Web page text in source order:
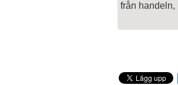
från handeln,